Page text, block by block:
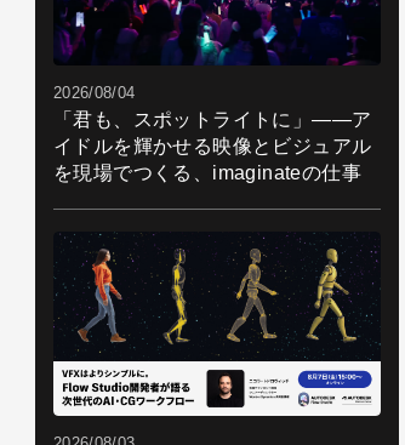
2026/08/04
「君も、スポットライトに」――ア
イドルを輝かせる映像とビジュアル
を現場でつくる、imaginateの仕事